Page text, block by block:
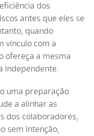
dos
antes que eles se
quando
vínculo com a
ofereça a mesma
independente.
uma preparação
a alinhar as
dos colaboradores,
sem intenção,